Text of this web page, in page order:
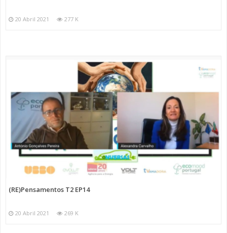
20 Abril 2021 277 K
(RE)Pensamentos T2 EP14
20 Abril 2021 269 K